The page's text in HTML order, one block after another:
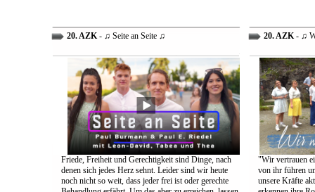
20. AZK- ♫ Seite an Seite ♫
Friede, Freiheit und Gerechtigkeit sind Dinge, nach
denen sich jedes Herz sehnt. Leider sind wir heute
noch nicht so weit, dass jeder frei ist oder gerechte
20. AZK- ♫
"Wir vertrauen
von ihr führen
unsere Kräfte